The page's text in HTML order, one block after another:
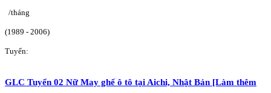
/tháng
(1989 - 2006)
Tuyển:
GLC Tuyển 02 Nữ May ghế ô tô tại Aichi, Nhật Bản [Làm thêm